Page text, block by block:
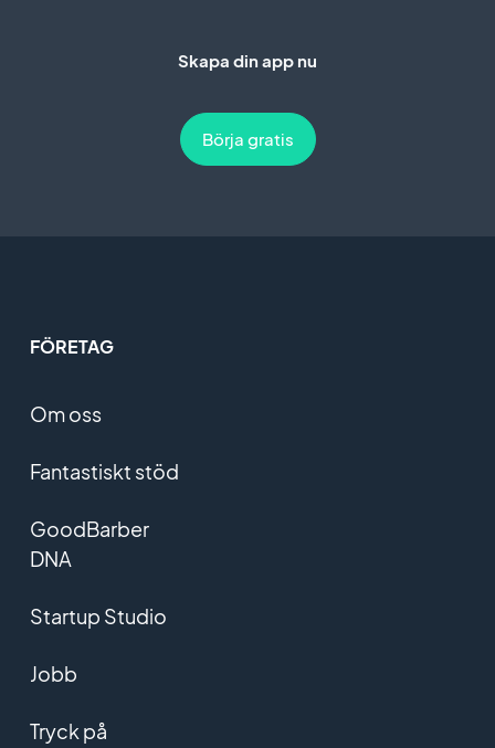
Skapa din app nu
Börja gratis
FÖRETAG
Om oss
Fantastiskt stöd
GoodBarber
DNA
Startup Studio
Jobb
Tryck på